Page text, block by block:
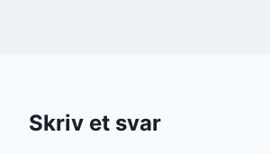
Skriv et svar